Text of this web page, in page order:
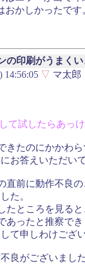
おかしかったです
の印刷がうまく
14:56:05 ▽ マ太郎
て試したらあっ
きたのにかかわら
お答えいただい
直前に動作不良
た。
たところを見ると
あったと推察でき
て申しわけござ
良がございました